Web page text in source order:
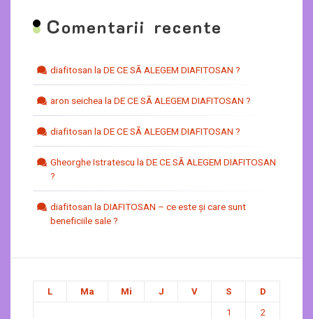
Comentarii recente
diafitosan la DE CE SÃ ALEGEM DIAFITOSAN ?
aron seichea la DE CE SÃ ALEGEM DIAFITOSAN ?
diafitosan la DE CE SÃ ALEGEM DIAFITOSAN ?
Gheorghe Istratescu la DE CE SÃ ALEGEM DIAFITOSAN
?
diafitosan la DIAFITOSAN – ce este şi care sunt
beneficiile sale ?
L Ma Mi J V S
D
1
2